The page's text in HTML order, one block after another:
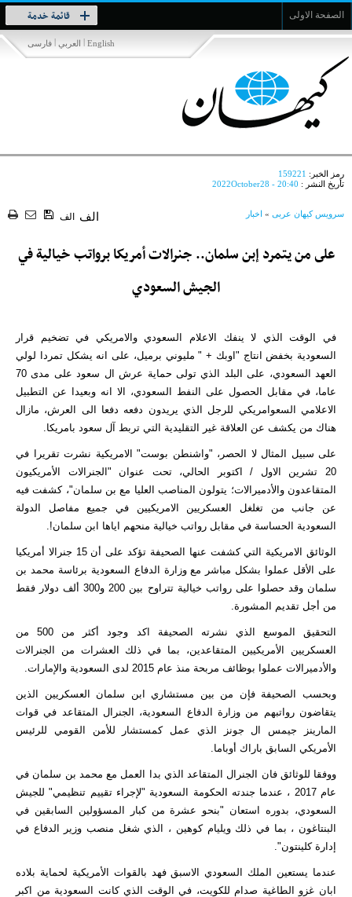
الصفحة الاولى قائمة خدمة
Toggle
navigation
فارسی | العربي | English
رمز الخبر: 159221
تأريخ النشر : 2022October28 - 20:40
سرویس کیهان عربی » اخبار الف الف
على من يتمرد إبن سلمان.. جنرالات أمريكا برواتب خيالية في
الجيش السعودي
في الوقت الذي لا ينفك الاعلام السعودي والامريكي في تضخيم قرار
السعودية بخفض انتاج "اوبك + " مليوني برميل، على انه يشكل تمردا لولي
العهد السعودي، على البلد الذي تولى حماية عرش ال سعود على مدى 70
عاما، في مقابل الحصول على النفط السعودي، الا انه وبعيدا عن التطبيل
الاعلامي السعوامريكي للرجل الذي يريدون دفعه دفعا الى العرش، مازال
هناك من يكشف عن العلاقة غير التقليدية التي تربط آل سعود بامريكا.
على سبيل المثال لا الحصر، "واشنطن بوست" الامريكية نشرت تقريرا في
20 تشرين الاول / اكتوبر الحالي، تحت عنوان "الجنرالات الأمريكيون
المتقاعدون والأدميرالات؛ يتولون المناصب العليا مع بن سلمان"، كشفت فيه
عن جانب من تغلغل العسكريين الامريكيين في جميع مفاصل الدولة
السعودية الحساسة في مقابل رواتب خيالية منحهم اياها ابن سلمان!.
الوثائق الامريكية التي كشفت عنها الصحيفة تؤكد على أن 15 جنرالا أمريكيا
على الأقل عملوا بشكل مباشر مع وزارة الدفاع السعودية برئاسة محمد بن
سلمان وقد حصلوا على رواتب خيالية تتراوح بين 200 و300 ألف دولار فقط
من أجل تقديم المشورة.
التحقيق الموسع الذي نشرته الصحيفة اكد وجود أكثر من 500 من
العسكريين الأمريكيين المتقاعدين، بما في ذلك العشرات من الجنرالات
والأدميرالات عملوا بوظائف مربحة منذ عام 2015 لدى السعودية والإمارات.
وبحسب الصحيفة فإن من بين مستشاري ابن سلمان العسكريين الذين
يتقاضون رواتبهم من وزارة الدفاع السعودية، الجنرال المتقاعد في قوات
المارينز جيمس ال جونز الذي عمل كمستشار للأمن القومي للرئيس
الأمريكي السابق باراك أوباما.
ووفقا للوثائق فان الجنرال المتقاعد الذي بدا العمل مع محمد بن سلمان في
عام 2017 ، عندما جندته الحكومة السعودية "لإجراء تقييم تنظيمي" للجيش
السعودي، بدوره استعان "بنحو عشرة من كبار المسؤولين السابقين في
البنتاغون ، بما في ذلك ويليام كوهين ، الذي شغل منصب وزير الدفاع في
إدارة كلينتون".
عندما يستعين الملك السعودي الاسبق فهد بالقوات الأمريكية لحماية بلاده
ابان غزو الطاغية صدام للكويت، في الوقت الذي كانت السعودية من اكبر